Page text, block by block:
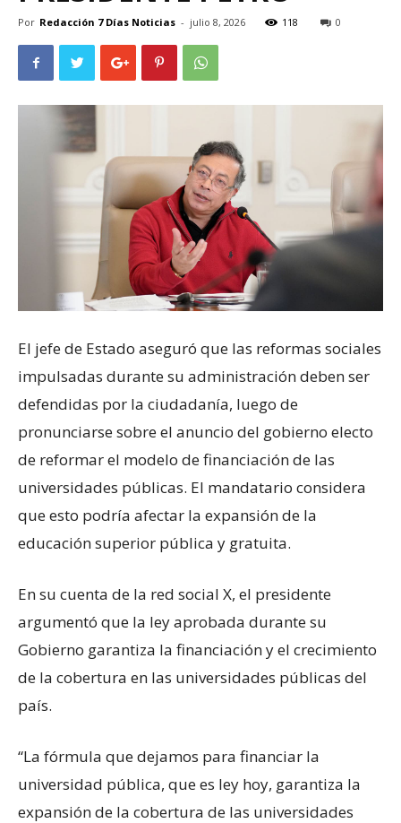
Por Redacción 7 Días Noticias - julio 8, 2026 118 0
El jefe de Estado aseguró que las reformas sociales
impulsadas durante su administración deben ser
defendidas por la ciudadanía, luego de
pronunciarse sobre el anuncio del gobierno electo
de reformar el modelo de financiación de las
universidades públicas. El mandatario considera
que esto podría afectar la expansión de la
educación superior pública y gratuita.
​En su cuenta de la red social X, el presidente
argumentó que la ley aprobada durante su
Gobierno garantiza la financiación y el crecimiento
de la cobertura en las universidades públicas del
país.
“La fórmula que dejamos para financiar la
universidad pública, que es ley hoy, garantiza la
expansión de la cobertura de las universidades